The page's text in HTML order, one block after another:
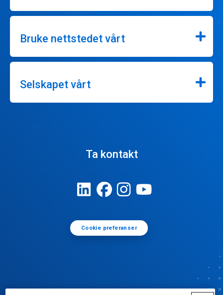
Bruke nettstedet vårt
Selskapet vårt
Ta kontakt
Cookie preferanser